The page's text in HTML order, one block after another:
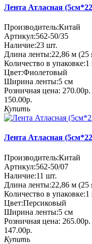
Лента Атласная
Производитель:Китай
Артикул:562-50/35
Наличие:23 шт.
Длина ленты:22,86 м (25
Количество в упаковке:1
Цвет:Фиолетовый
Ширина ленты:5 см
Розничная цена: 270.00р.
150.00р.
Купить
Лента Атласная
Производитель:Китай
Артикул:562-50/07
Наличие:11 шт.
Длина ленты:22,86 м (25
Количество в упаковке:1
Цвет:Персиковый
Ширина ленты:5 см
Розничная цена: 265.00р.
147.00р.
Купить